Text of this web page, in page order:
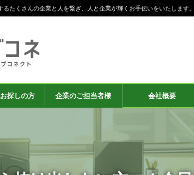
たくさんの企業と人を繋ぎ、人と企業が輝くお手伝いをいたします。
探しの方 企業のご担当者様 会社概要